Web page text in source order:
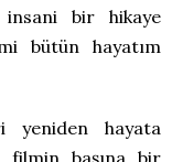
insani bir hikaye
bütün hayatım
yeniden hayata